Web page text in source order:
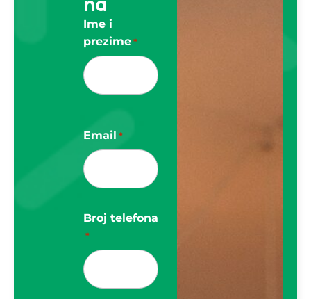
na
Ime i
prezime *
Email *
Broj telefona
*